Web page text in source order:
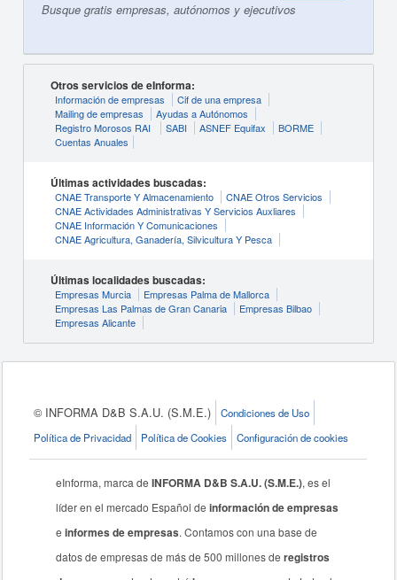
Busque gratis empresas, autónomos y ejecutivos
Otros servicios de eInforma:
Información de empresas
Cif de una empresa
Mailing de empresas
Ayudas a Autónomos
Registro Morosos RAI
SABI ASNEF Equifax
BORME
Cuentas Anuales
Últimas actividades buscadas:
CNAE Transporte Y Almacenamiento
CNAE Otros Servicios
CNAE Actividades Administrativas Y Servicios Auxliares
CNAE Información Y Comunicaciones
CNAE Agricultura, Ganadería, Silvicultura Y Pesca
Últimas localidades buscadas:
Empresas Murcia
Empresas Palma de Mallorca
Empresas Las Palmas de Gran Canaria
Empresas Bilbao
Empresas Alicante
© INFORMA D&B S.A.U. (S.M.E.)
Condiciones de Uso
Política de Privacidad
Política de Cookies Configuración de cookies
eInforma, marca deINFORMA D&B S.A.U. (S.M.E.), es el
líder en el mercado Español deinformación de empresas
einformes de empresas. Contamos con una base de
datos de empresas de más de 500 millones deregistros